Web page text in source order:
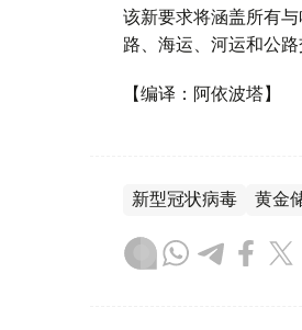
该新要求将涵盖所有
路、海运、河运和公
【编译：阿依波塔】
新型冠状病毒 黄金